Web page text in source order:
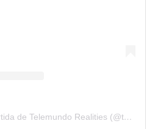
Una publicación compartida de Telemundo Realities (@telemundorealities)